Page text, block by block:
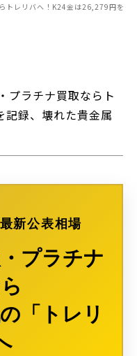
トレリバへ！K24金は26,279円を
プラチナ買取ならト
録、壊れた貴金属
最新公表相場
プラチナ
「トレリ